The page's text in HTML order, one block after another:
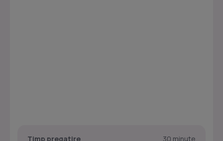
Timp pregatire
30 minute